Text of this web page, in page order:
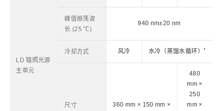
LD 辐照光源
主单元
峰值振荡波
长 (25 ℃)
940 nm±20 nm
冷却方式 风冷 水冷（蒸馏水循环） *
尺寸
360 mm × 150 mm ×
480
mm ×
250
mm ×